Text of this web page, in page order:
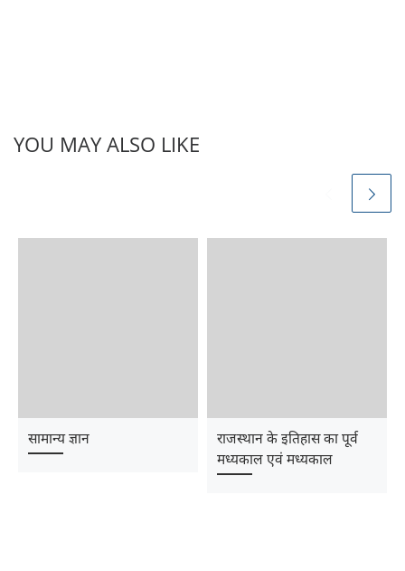
YOU MAY ALSO LIKE
सामान्य ज्ञान
राजस्थान के इतिहास का पूर्व
मध्यकाल एवं मध्यकाल